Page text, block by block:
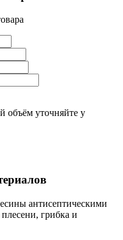
объём уточняйте у
антисептическими
грибка и